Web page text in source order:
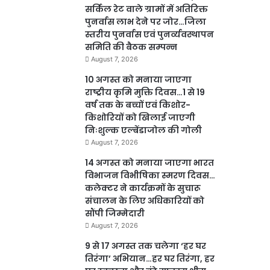
सर्किल रेट वाले ग्रामों में अतिरिक्त
पुनर्वास लाभ देने पर जोर…जिला
स्तरीय पुनर्वास एवं पुनर्व्यवस्थापन
समिति की बैठक सम्पन्न
August 7, 2026
10 अगस्त को मनाया जाएगा
राष्ट्रीय कृमि मुक्ति दिवस…1 से 19
वर्ष तक के बच्चों एवं किशोर-
किशोरियों को खिलाई जाएगी
निःशुल्क एल्बेंडाजोल की गोली
August 7, 2026
14 अगस्त को मनाया जाएगा भारत
विभाजन विभीषिका स्मरण दिवस…
कलेक्टर ने कार्यक्रमों के सुचारू
संचालन के लिए अधिकारियों को
सौंपी जिम्मेदारी
August 7, 2026
9 से 17 अगस्त तक चलेगा ‘हर घर
तिरंगा’ अभियान…हर घर तिरंगा, हर